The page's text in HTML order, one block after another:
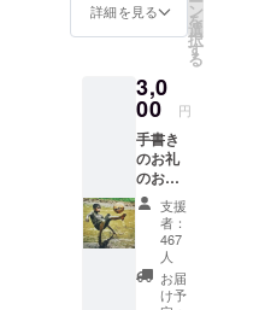
receivi
ng our
sincere
you
email
and our
report
on our
further
activity
on this
project,
also an
original
詳細を見る ン
を
選
択
す
る
3,0
00 円
手書き
のお礼
のお手
紙と、
活動報
告、オ
リジナ
ル缶
バッジ
支援
者：
467
人
お届
け予